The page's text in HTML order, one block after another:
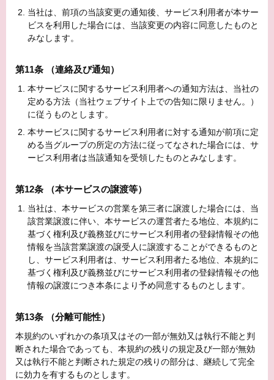
当社は、前項の当該変更の通知後、サービス利用者が本サー
ビスを利用した場合には、当該変更の内容に同意したものと
みなします。
第11条 （連絡及び通知）
本サービスに関するサービス利用者への通知方法は、当社の
定める方法（当社ウェブサイト上での告知に限りません。）
に従うものとします。
本サービスに関するサービス利用者に対する通知が前項に定
める当グループの所定の方法に従ってなされた場合には、サ
ービス利用者は当該通知を受領したものとみなします。
第12条 （本サービスの譲渡等）
当社は、本サービスの営業を第三者に譲渡した場合には、当
該営業譲渡に伴い、本サービスの運営者たる地位、本規約に
基づく権利及び義務並びにサービス利用者の登録情報その他
情報を当該営業譲渡の譲受人に譲渡することができるものと
し、サービス利用者は、サービス利用者たる地位、本規約に
基づく権利及び義務並びにサービス利用者の登録情報その他
情報の譲渡につき本条により予め同意するものとします。
第13条 （分離可能性）
本規約のいずれかの条項又はその一部が無効又は執行不能と判
断された場合であっても、本規約の残りの規定及び一部が無効
又は執行不能と判断された規定の残りの部分は、継続して完全
に効力を有するものとします。